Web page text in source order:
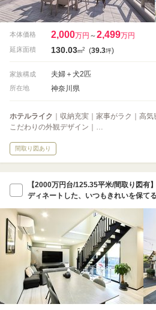
本体価格 2,000万円 ～2,499万円
延床面積 130.03m2 (39.3坪)
家族構成 夫婦＋犬2匹
所在地 神奈川県
ホテルライク ｜収納充実｜家事がラク｜高
こだわりの外観デザイン｜…
間取り図あり
【2000万円台/125.35平米/間取り図有
ディネートした、いつもきれいを保て